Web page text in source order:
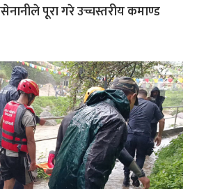
पूरा गरे उच्चस्तरीय कमाण्ड